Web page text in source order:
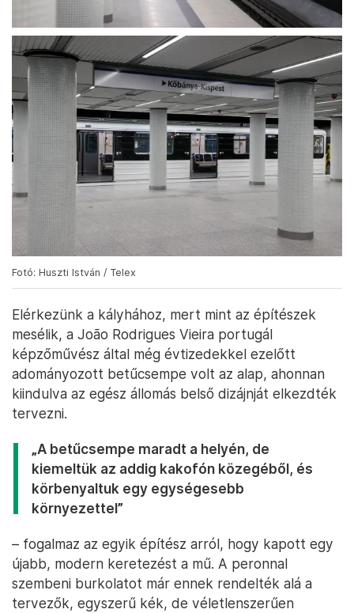
Fotó: Huszti István / Telex
Elérkezünk a kályhához, mert mint az építészek
mesélik, a João Rodrigues Vieira portugál
képzőművész által még évtizedekkel ezelőtt
adományozott betűcsempe volt az alap, ahonnan
kiindulva az egész állomás belső dizájnját elkezdték
tervezni.
„A betűcsempe maradt a helyén, de
kiemeltük az addig kakofón közegéből, és
körbenyaltuk egy egységesebb
környezettel”
– fogalmaz az egyik építész arról, hogy kapott egy
újabb, modern keretezést a mű. A peronnal
szembeni burkolatot már ennek rendelték alá a
tervezők, egyszerű kék, de véletlenszerűen